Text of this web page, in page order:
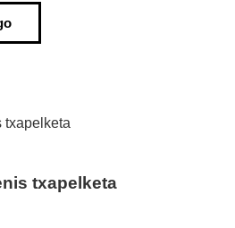
txapelketa